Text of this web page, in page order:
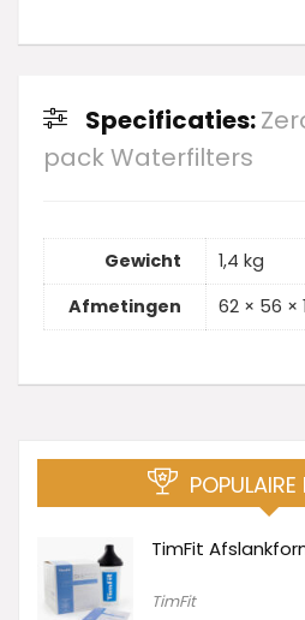
Specificaties:
pack Waterfilters
Gewicht
1,4 kg
Afmetingen
62 × 56 ×
TimFit
TimFit